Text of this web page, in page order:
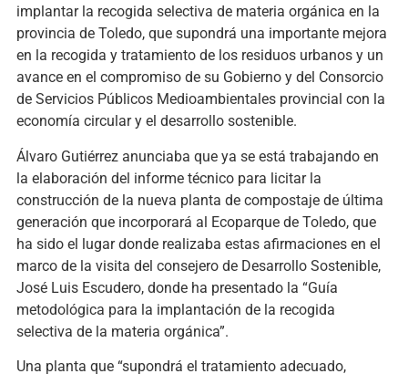
implantar la recogida selectiva de materia orgánica en la
provincia de Toledo, que supondrá una importante mejora
en la recogida y tratamiento de los residuos urbanos y un
avance en el compromiso de su Gobierno y del Consorcio
de Servicios Públicos Medioambientales provincial con la
economía circular y el desarrollo sostenible.
Álvaro Gutiérrez anunciaba que ya se está trabajando en
la elaboración del informe técnico para licitar la
construcción de la nueva planta de compostaje de última
generación que incorporará al Ecoparque de Toledo, que
ha sido el lugar donde realizaba estas afirmaciones en el
marco de la visita del consejero de Desarrollo Sostenible,
José Luis Escudero, donde ha presentado la “Guía
metodológica para la implantación de la recogida
selectiva de la materia orgánica”.
Una planta que “supondrá el tratamiento adecuado,